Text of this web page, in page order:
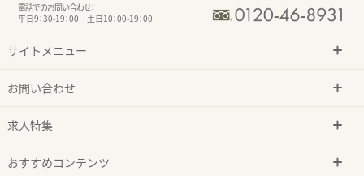
電話でのお問い合わせ：
平日9：30-19：00 土日10：00-19：00
サイトメニュー
お問い合わせ
求人特集
おすすめコンテンツ